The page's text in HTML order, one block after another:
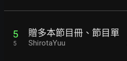
5
5
贈多本節目冊、節目單
ShirotaYuu